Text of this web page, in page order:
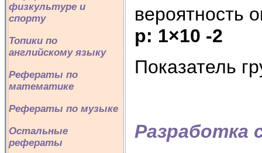
физкультуре и
спорту
Топики по
английскому языку
Рефераты по
математике
Рефераты по музыке
Остальные
рефераты
вероятность
р: 1×10 -2
Показатель
Разработка